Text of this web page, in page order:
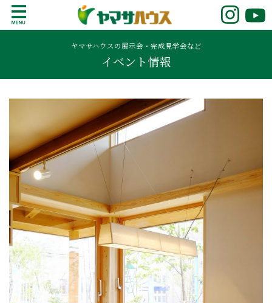
o
鹿児島で注文住宅ならヤマサハウス
新築の注文住宅や建売モデルハウスをお探し
の方はこちら。鹿児島県内で11年連続ナンバ
ーワンの実績を誇る、絆の家でおなじみの
ヤマサハウス。展示場情報や家づくりのこだ
ヤマサハウスの展示会・完成見学会など
イベント情報